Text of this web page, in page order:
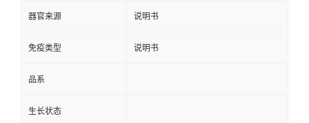
器官来源 说明书
免疫类型 说明书
品系
生长状态